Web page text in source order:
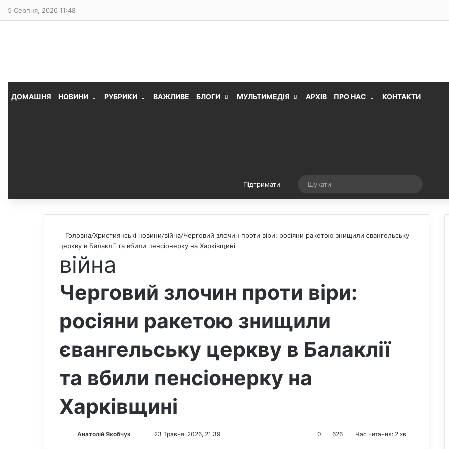
5 Серпня, 2026 11:48
ДОМАШНЯ НОВИНИ РУБРИКИ ВАЖЛИВЕ БЛОГИ МУЛЬТИМЕДІЯ АРХІВ ПРО НАС КОНТАКТИ
Підтримати Випадкова стаття
Головна/Християнські новини/війна/Черговий злочин проти віри: росіяни ракетою знищили євангельську
церкву в Балаклії та вбили пенсіонерку на Харківщині
війна
Черговий злочин проти віри:
росіяни ракетою знищили
євангельську церкву в Балаклії
та вбили пенсіонерку на
Харківщині
Анатолій Якобчук 23 Травня, 2026, 21:39 0 626 Час читання: 2 хв.